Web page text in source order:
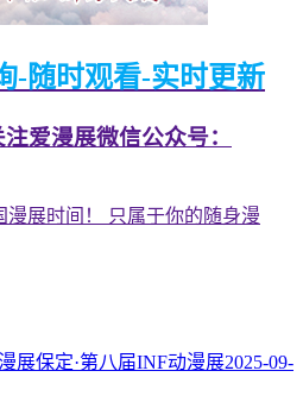
-随时观看-实时更新
爱漫展微信公众号：
展时间！ 只属于你的随身漫
保定·第八届INF动漫展2025-09-